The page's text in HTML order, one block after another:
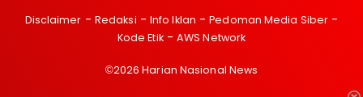
Disclaimer Redaksi Info Iklan
Pedoman Media Siber
Kode Etik
AWS Network
©2026 Harian Nasional News